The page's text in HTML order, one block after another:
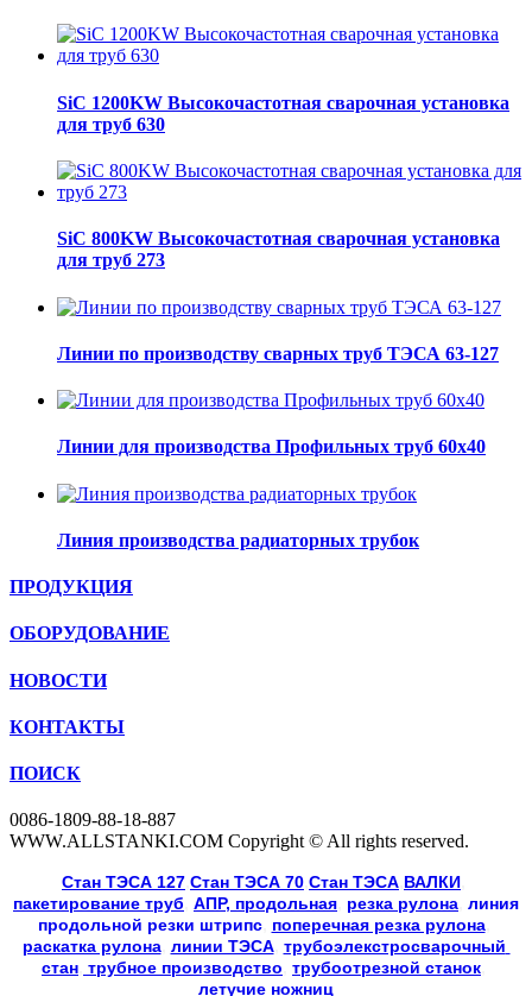
SiC 1200KW Высокочастотная сварочная установка
для труб 630
SiC 800KW Высокочастотная сварочная установка
для труб 273
Линии по производству сварных труб ТЭСА 63-127
Линии для производства Профильных труб 60х40
Линия производства радиаторных трубок
ПРОДУКЦИЯ
ОБОРУДОВАНИЕ
НОВОСТИ
КОНТАКТЫ
ПОИСК
0086-1809-88-18-887
WWW.ALLSTANKI.COM Copyright © All rights reserved.
Cтан ТЭСА 127 Cтан ТЭСА 70 Cтан ТЭСА ВАЛКИ
пакетирование труб АПР, продольная резка рулона линия
продольной резки штрипс, поперечная резка рулона
раскатка рулона, линии ТЭСА, трубоэлекстросварочный
стан трубное производство трубоотрезной станок
летучие ножниц